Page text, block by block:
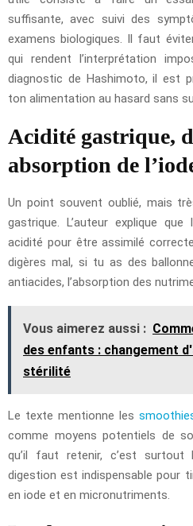
suffisante, avec suivi des
examens biologiques. Il faut
qui rendent l’interprétation
diagnostic de Hashimoto, il est
ton alimentation au hasard sans
Acidité gastrique,
absorption de
Un point souvent oublié, mais
gastrique. L’auteur explique que
acidité pour être assimilé
digères mal, si tu as des
antiacides, l’absorption des
Vous aimerez aussi :
des enfants : changement
stérilité
Le texte mentionne les
comme moyens potentiels de
qu’il faut retenir, c’est surtout
digestion est indispensable pour
en iode et en micronutriments.